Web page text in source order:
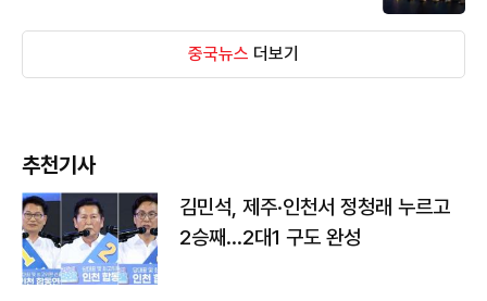
중국뉴스 더보기
추천기사
김민석, 제주·인천서 정청래 누르고
2승째…2대1 구도 완성